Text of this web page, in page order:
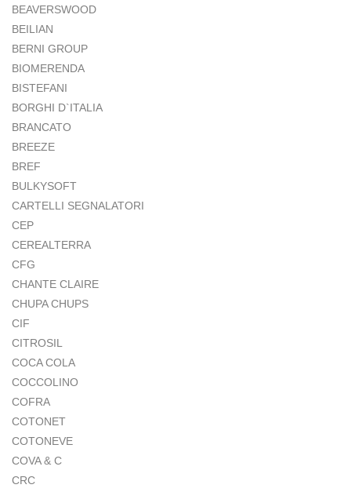
BEAVERSWOOD
BEILIAN
BERNI GROUP
BIOMERENDA
BISTEFANI
BORGHI D`ITALIA
BRANCATO
BREEZE
BREF
BULKYSOFT
CARTELLI SEGNALATORI
CEP
CEREALTERRA
CFG
CHANTE CLAIRE
CHUPA CHUPS
CIF
CITROSIL
COCA COLA
COCCOLINO
COFRA
COTONET
COTONEVE
COVA & C
CRC